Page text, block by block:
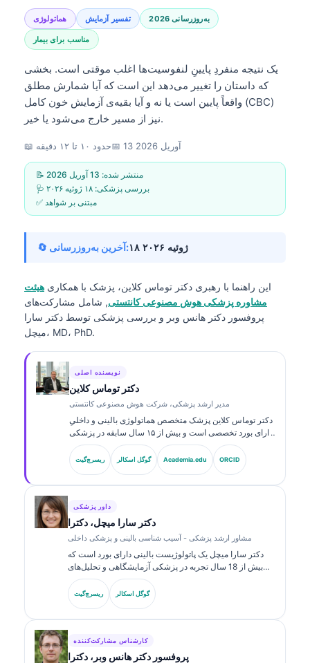
هماتولوژی تفسیر آزمایش به‌روزرسانی 2026
مناسب برای بیمار
یک نتیجه منفردِ پایینِ لنفوسیت‌ها اغلب موقتی است. بخشی
که داستان را تغییر می‌دهد این است که آیا شمارش مطلق
واقعاً پایین است یا نه و آیا بقیه‌ی آزمایش خون کامل (CBC)
نیز از مسیر خارج می‌شود یا خیر.
📖 حدود ۱۰ تا ۱۲ دقیقه📅 13 آوریل 2026
📝 منتشر شده: 13 آوریل 2026
🩺 بررسی پزشکی: ۱۸ ژوئیه ۲۰۲۶
✅ مبتنی بر شواهد
🔄 آخرین به‌روزرسانی: ۱۸ ژوئیه ۲۰۲۶
این راهنما با رهبری دکتر توماس کلاین، پزشک با همکاری هیئت
مشاوره پزشکی هوش مصنوعی کانتستی, شامل مشارکت‌های
پروفسور دکتر هانس وبر و بررسی پزشکی توسط دکتر سارا
میچل، MD، PhD.
نویسنده اصلی
دکتر توماس کلاین
مدیر ارشد پزشکی، شرکت هوش مصنوعی کانتستی
دکتر توماس کلاین پزشک متخصص هماتولوژی بالینی و داخلیِ
دارای بورد تخصصی است و بیش از ۱۵ سال سابقه در پزشکی
آزمایشگاهی و تحلیل‌های بالینیِ مبتنی بر هوش مصنوعی دارد.
ایشان به‌عنوان مدیر ارشد پزشکی در Kantesti AI، نظارت
بالینی بر صحت پزشکی شبکه عصبی اختصاصی را فراهم
ریسرچ‌گیت گوگل اسکالر Academia.edu ORCID
داور پزشکی
دکتر سارا میچل، دکترا
مشاور ارشد پزشکی - آسیب شناسی بالینی و پزشکی داخلی
دکتر سارا میچل یک پاتولوژیست بالینی دارای بورد است که
بیش از 18 سال تجربه در پزشکی آزمایشگاهی و تحلیل‌های
تشخیصی دارد. او گواهی‌های تخصصی در شیمی بالینی دارد و
در زمینه پنل‌های نشانگر زیستی و تحلیل‌های آزمایشگاهی در
ریسرچ‌گیت گوگل اسکالر
کارشناس مشارکت‌کننده
پروفسور دکتر هانس وبر، دکترا